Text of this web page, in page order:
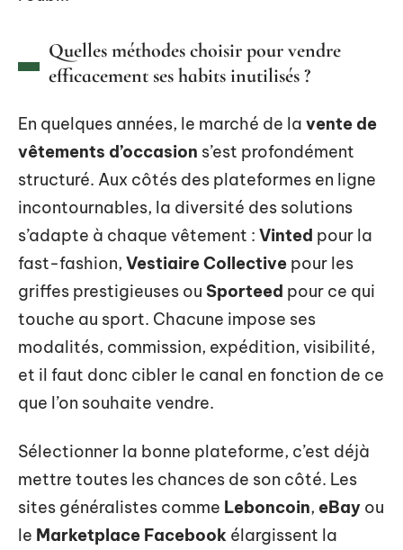
Quelles méthodes choisir pour vendre
efficacement ses habits inutilisés ?
En quelques années, le marché de la vente de
vêtements d’occasion s’est profondément
structuré. Aux côtés des plateformes en ligne
incontournables, la diversité des solutions
s’adapte à chaque vêtement : Vinted pour la
fast-fashion, Vestiaire Collective pour les
griffes prestigieuses ou Sporteed pour ce qui
touche au sport. Chacune impose ses
modalités, commission, expédition, visibilité,
et il faut donc cibler le canal en fonction de ce
que l’on souhaite vendre.
Sélectionner la bonne plateforme, c’est déjà
mettre toutes les chances de son côté. Les
sites généralistes comme Leboncoin, eBay ou
le Marketplace Facebook élargissent la